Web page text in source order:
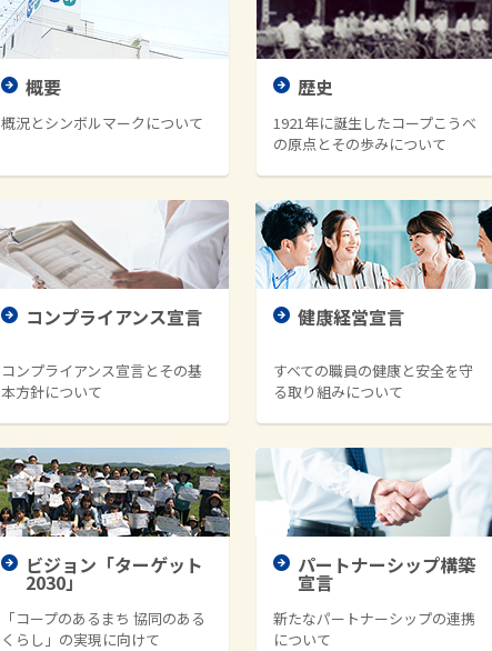
概要
概況とシンボルマークについて
歴史
1921年に誕生したコープこうべ
の原点とその歩みについて
コンプライアンス宣言
コンプライアンス宣言とその基
本方針について
健康経営宣言
すべての職員の健康と安全を守
る取り組みについて
ビジョン「ターゲット
2030」
「コープのあるまち 協同のある
くらし」の実現に向けて
パートナーシップ構築
宣言
新たなパートナーシップの連携
について